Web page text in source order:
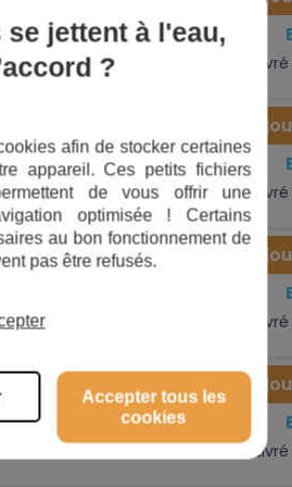
10338 3,00€
349 3,00€
1,92
jettent à l'eau,
?
afin de stocker certaines
appareil. Ces petits fichiers
de vous offrir une
optimisée ! Certains
au bon fonctionnement de
pas être refusés.
Accepter tous les
cookies